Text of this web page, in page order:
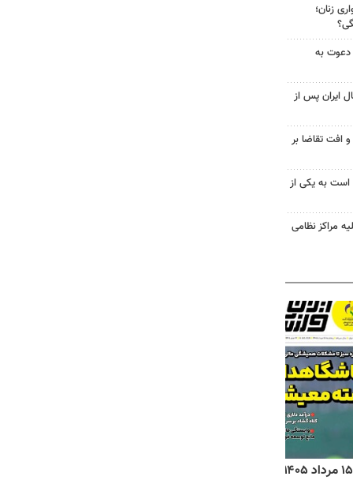
زنان؛
دعوت به
ایران پس از
افت تقاضا بر
است به یکی از
مراکز نظامی